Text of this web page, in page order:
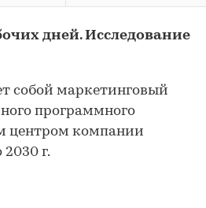
дней. Исследование
собой маркетинговый
программного
центром компании
г.